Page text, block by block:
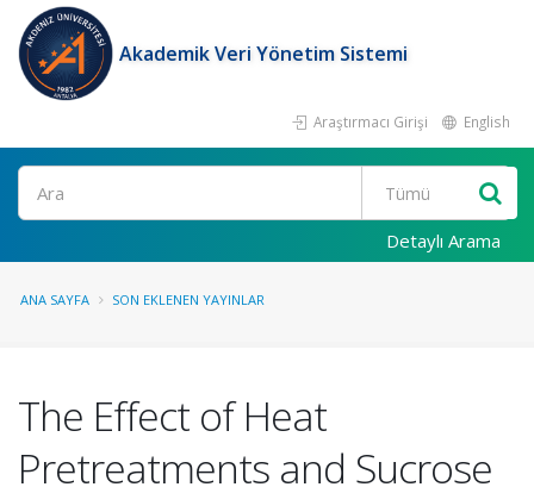
Akademik Veri Yönetim Sistemi
Araştırmacı Girişi English
Ara
Detaylı Arama
ANA SAYFA SON EKLENEN YAYINLAR
The Effect of Heat
Pretreatments and Sucrose